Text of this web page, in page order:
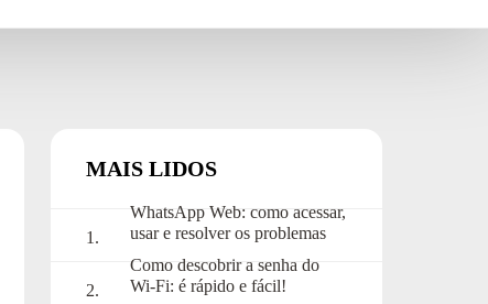
MAIS LIDOS
WhatsApp Web: como acessar,
usar e resolver os problemas
Como descobrir a senha do
Wi-Fi: é rápido e fácil!